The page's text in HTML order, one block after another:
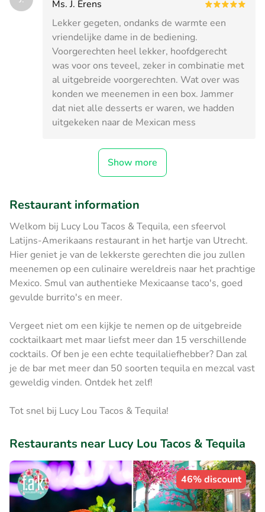
Ms. J. Erens
Lekker gegeten, ondanks de warmte een
vriendelijke dame in de bediening.
Voorgerechten heel lekker, hoofdgerecht
was voor ons teveel, zeker in combinatie met
al uitgebreide voorgerechten. Wat over was
konden we meenemen in een box. Jammer
dat niet alle desserts er waren, we hadden
uitgekeken naar de Mexican mess
Show more
Restaurant information
Welkom bij Lucy Lou Tacos & Tequila, een sfeervol
Latijns-Amerikaans restaurant in het hartje van Utrecht.
Hier geniet je van de lekkerste gerechten die jou zullen
meenemen op een culinaire wereldreis naar het prachtige
Mexico. Smul van authentieke Mexicaanse taco's, goed
gevulde burrito's en meer.
Vergeet niet om een kijkje te nemen op de uitgebreide
cocktailkaart met maar liefst meer dan 15 verschillende
cocktails. Of ben je een echte tequilaliefhebber? Dan zal
je de bar met meer dan 50 soorten tequila en mezcal vast
geweldig vinden. Ontdek het zelf!
Tot snel bij Lucy Lou Tacos & Tequila!
Restaurants near Lucy Lou Tacos & Tequila
46% discount